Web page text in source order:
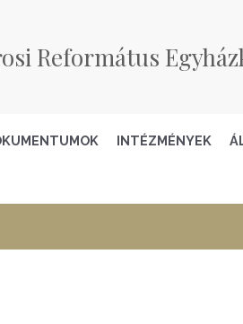
Református
INTÉZMÉNYEK